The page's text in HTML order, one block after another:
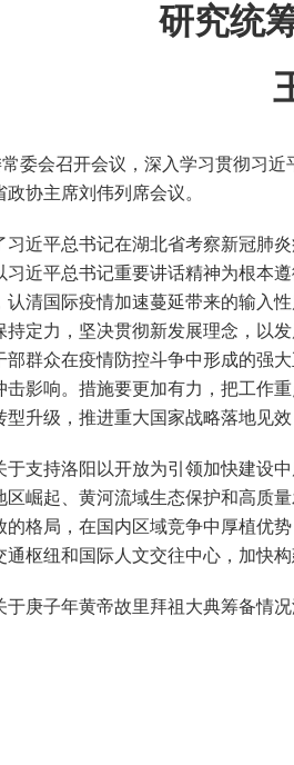
研究统
会召开会议，深入学习贯彻习近
协主席刘伟列席会议。
平总书记在湖北省考察新冠肺炎
习近平总书记重要讲话精神为根本
认清国际疫情加速蔓延带来的输入
持定力，坚决贯彻新发展理念，以
部群众在疫情防控斗争中形成的强
击影响。措施要更加有力，把工作
型升级，推进重大国家战略落地见
持洛阳以开放为引领加快建设中
区崛起、黄河流域生态保护和高质
的格局，在国内区域竞争中厚植优
枢纽和国际人文交往中心，加快
子年黄帝故里拜祖大典筹备情况